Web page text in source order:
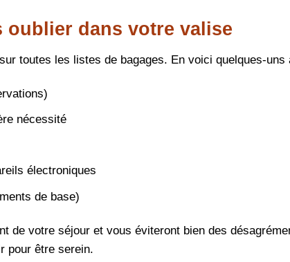
oublier dans votre valise
toutes les listes de bagages. En voici quelques-uns
nécessité
électroniques
de base)
de votre séjour et vous éviteront bien des
pour être serein.